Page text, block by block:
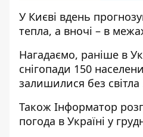
У Києві вдень
тепла, а вночі – в
Нагадаємо, раніше в
снігопади 150
залишилися без світла
Також Інформатор
погода в Україні у